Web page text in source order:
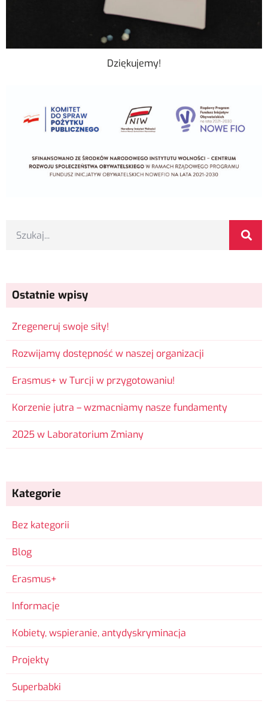
Dziękujemy!
Ostatnie wpisy
Zregeneruj swoje siły!
Rozwijamy dostępność w naszej organizacji
Erasmus+ w Turcji w przygotowaniu!
Korzenie jutra – wzmacniamy nasze fundamenty
2025 w Laboratorium Zmiany
Kategorie
Bez kategorii
Blog
Erasmus+
Informacje
Kobiety, wspieranie, antydyskryminacja
Projekty
Superbabki